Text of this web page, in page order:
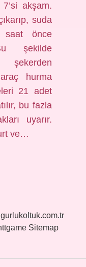
akşam.
suda
saat önce
şekilde
hurma
21 adet
bu fazla
uyarır.
ve…
Sitemap